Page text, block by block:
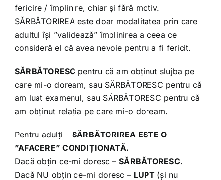
fericire / împlinire, chiar și fără motiv.
SĂRBĂTORIREA este doar modalitatea prin care
adultul își ”validează” împlinirea a ceea ce
consideră el că avea nevoie pentru a fi fericit.
SĂRBĂTORESC pentru că am obținut slujba pe
care mi-o doream, sau SĂRBĂTORESC pentru că
am luat examenul, sau SĂRBĂTORESC pentru că
am obținut relația pe care mi-o doream.
Pentru adulți – SĂRBĂTORIREA ESTE O
”AFACERE” CONDIȚIONATĂ.
Dacă obțin ce-mi doresc –SĂRBĂTORESC.
Dacă NU obțin ce-mi doresc – LUPT (și nu